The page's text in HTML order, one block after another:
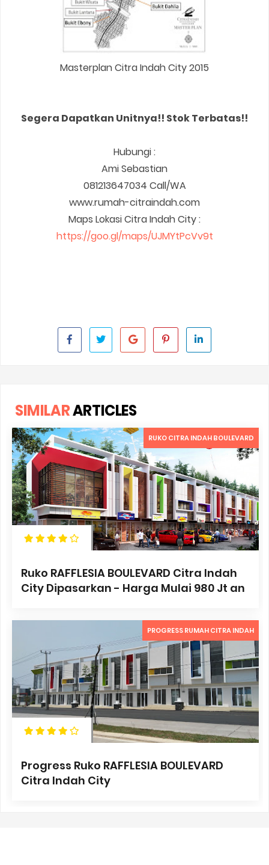
Masterplan Citra Indah City 2015
Segera Dapatkan Unitnya!! Stok Terbatas!!
Hubungi :
Ami Sebastian
081213647034 Call/WA
www.rumah-citraindah.com
Maps Lokasi Citra Indah City :
https://goo.gl/maps/UJMYtPcVv9t
SIMILARARTICLES
RUKO CITRA INDAH BOULEVARD
Ruko RAFFLESIA BOULEVARD Citra Indah
City Dipasarkan - Harga Mulai 980 Jt an
PROGRESS RUMAH CITRA INDAH
Progress Ruko RAFFLESIA BOULEVARD
Citra Indah City